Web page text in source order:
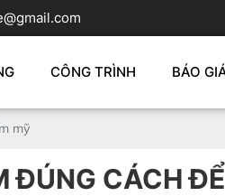
CÔNG TRÌNH BÁO
mỹ
ĐÚNG CÁCH